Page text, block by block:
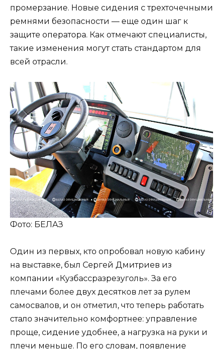
промерзание. Новые сидения с трехточечными
ремнями безопасности — еще один шаг к
защите оператора. Как отмечают специалисты,
такие изменения могут стать стандартом для
всей отрасли.
Фото: БЕЛАЗ
Один из первых, кто опробовал новую кабину
на выставке, был Сергей Дмитриев из
компании «Кузбассразрезуголь». За его
плечами более двух десятков лет за рулем
самосвалов, и он отметил, что теперь работать
стало значительно комфортнее: управление
проще, сидение удобнее, а нагрузка на руки и
плечи меньше. По его словам, появление